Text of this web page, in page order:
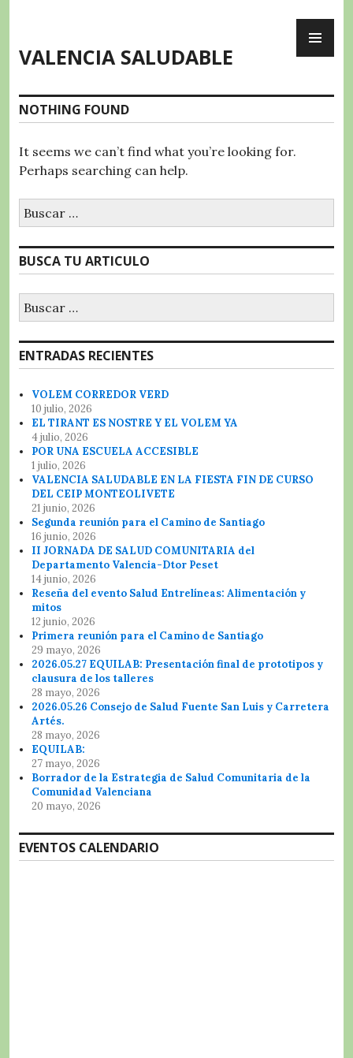
content
VALENCIA SALUDABLE
NOTHING FOUND
It seems we can’t find what you’re looking for.
Perhaps searching can help.
Buscar:
BUSCA TU ARTICULO
ENTRADAS RECIENTES
VOLEM CORREDOR VERD
10 julio, 2026
EL TIRANT ES NOSTRE Y EL VOLEM YA
4 julio, 2026
POR UNA ESCUELA ACCESIBLE
1 julio, 2026
VALENCIA SALUDABLE EN LA FIESTA FIN DE CURSO
DEL CEIP MONTEOLIVETE
21 junio, 2026
Segunda reunión para el Camino de Santiago
16 junio, 2026
II JORNADA DE SALUD COMUNITARIA del
Departamento Valencia-Dtor Peset
14 junio, 2026
Reseña del evento Salud Entrelíneas: Alimentación y
mitos
12 junio, 2026
Primera reunión para el Camino de Santiago
29 mayo, 2026
2026.05.27 EQUILAB: Presentación final de prototipos y
clausura de los talleres
28 mayo, 2026
2026.05.26 Consejo de Salud Fuente San Luis y Carretera
Artés.
28 mayo, 2026
EQUILAB:
27 mayo, 2026
Borrador de la Estrategia de Salud Comunitaria de la
Comunidad Valenciana
20 mayo, 2026
EVENTOS CALENDARIO